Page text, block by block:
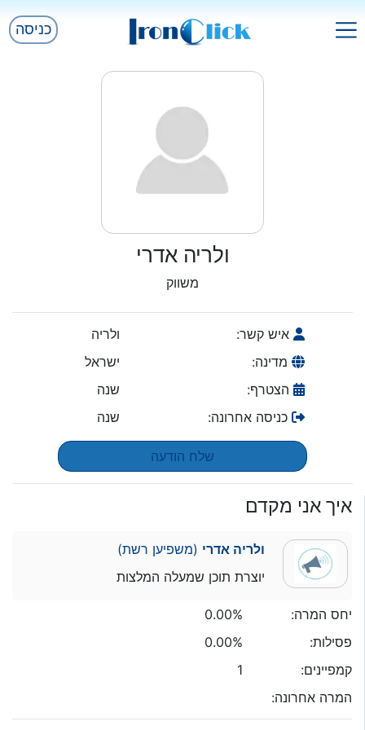
כניסה
ולריה אדרי
משווק
איש קשר:
ולריה
מדינה:
ישראל
הצטרף:
שנה
כניסה אחרונה:
שנה
שלח הודעה
איך אני מקדם
ולריה אדרי (משפיען רשת)
יוצרת תוכן שמעלה המלצות
יחס המרה:
0.00%
פסילות:
0.00%
קמפיינים:
1
המרה אחרונה: